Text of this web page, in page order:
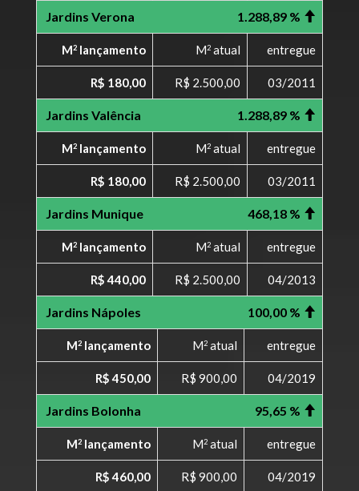
Jardins Verona 1.288,89 %
M2 lançamento M2 atual entregue
R$ 180,00 R$ 2.500,00 03/2011
Jardins Valência 1.288,89 %
M2 lançamento M2 atual entregue
R$ 180,00 R$ 2.500,00 03/2011
Jardins Munique 468,18 %
M2 lançamento M2 atual entregue
R$ 440,00 R$ 2.500,00 04/2013
Jardins Nápoles 100,00 %
M2 lançamento M2 atual entregue
R$ 450,00 R$ 900,00 04/2019
Jardins Bolonha 95,65 %
M2 lançamento M2 atual entregue
R$ 460,00 R$ 900,00 04/2019